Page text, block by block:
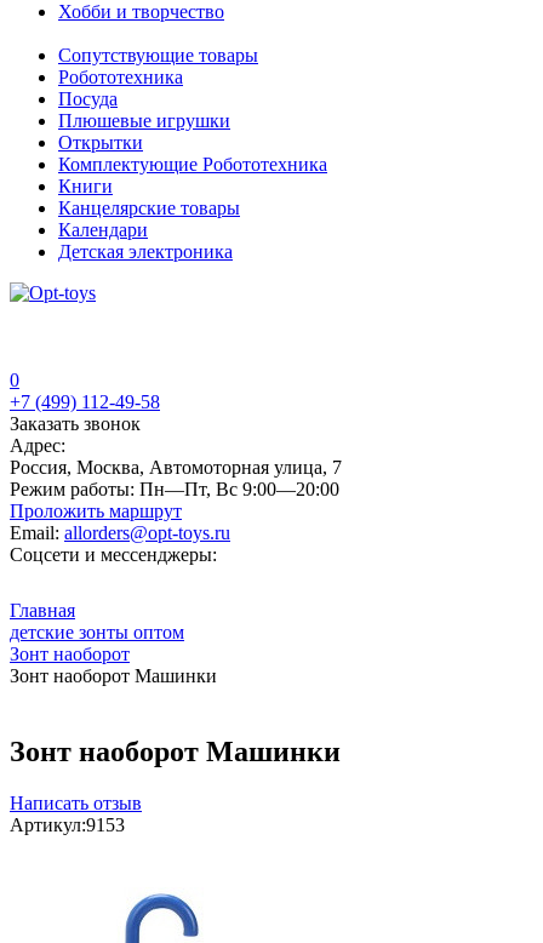
Хобби и творчество
Сопутствующие товары
Робототехника
Посуда
Плюшевые игрушки
Открытки
Комплектующие Робототехника
Книги
Канцелярские товары
Календари
Детская электроника
0
+7 (499) 112-49-58
Заказать звонок
Адрес:
Россия, Москва, Автомоторная улица, 7
Режим работы: Пн—Пт, Вс 9:00—20:00
Проложить маршрут
Email: allorders@opt-toys.ru
Соцсети и мессенджеры:
Главная
детские зонты оптом
Зонт наоборот
Зонт наоборот Машинки
Зонт наоборот Машинки
Написать отзыв
Артикул:9153